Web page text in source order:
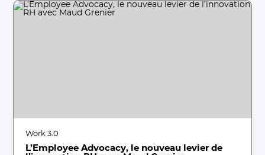
Work 3.0
L’Employee Advocacy, le nouveau levier de